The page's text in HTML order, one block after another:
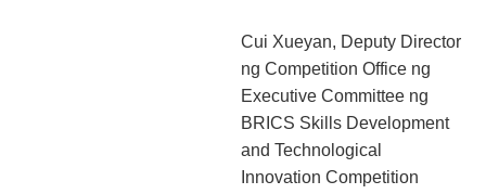
Cui Xueyan, Deputy Director
ng Competition Office ng
Executive Committee ng
BRICS Skills Development
and Technological
Innovation Competition